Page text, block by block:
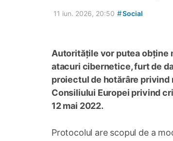
11 iun. 2026, 20:50 #Social
Autoritățile vor putea obține
atacuri cibernetice, furt de
proiectul de hotărâre
Consiliului Europei privind
12 mai 2022.
Protocolul are scopul de a